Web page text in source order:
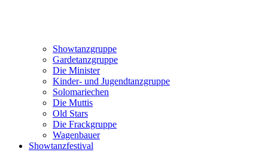
Showtanzgruppe
Gardetanzgruppe
Die Minister
Kinder- und Jugendtanzgruppe
Solomariechen
Die Muttis
Old Stars
Die Frackgruppe
Wagenbauer
Showtanzfestival